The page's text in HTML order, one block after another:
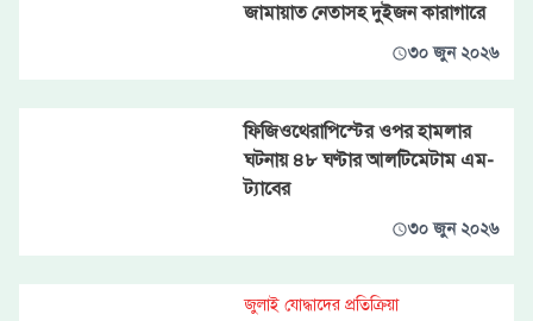
জামায়াত নেতাসহ দুইজন কারাগারে
৩০ জুন ২০২৬
ফিজিওথেরাপিস্টের ওপর হামলার
ঘটনায় ৪৮ ঘণ্টার আলটিমেটাম এম-
ট্যাবের
৩০ জুন ২০২৬
জুলাই যোদ্ধাদের প্রতিক্রিয়া